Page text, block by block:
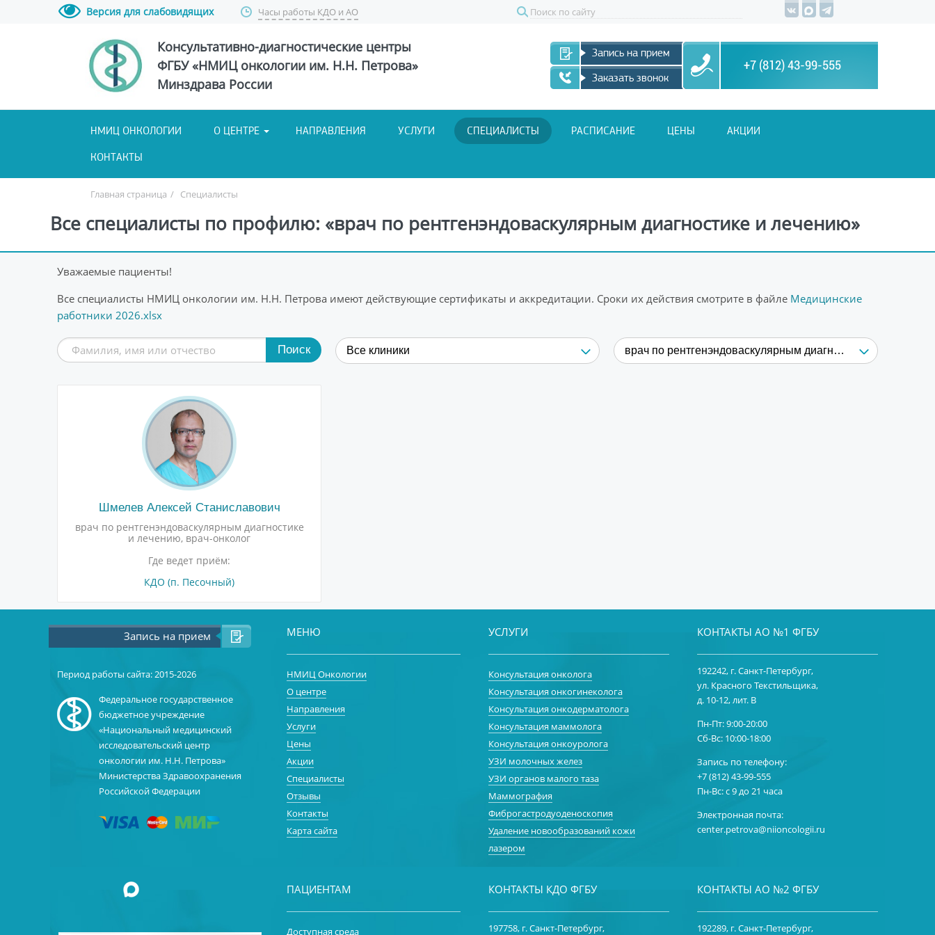
Версия для слабовидящих Часы работы КДО и АО Поиск
Консультативно-диагностические центры
ФГБУ «НМИЦ онкологии им. Н.Н. Петрова»
Минздрава России
Запись на прием
Заказать звонок
+7 (812) 43-99-555
НМИЦ ОНКОЛОГИИ О ЦЕНТРЕ НАПРАВЛЕНИЯ УСЛУГИ СПЕЦИАЛИСТЫ РАСПИСАНИЕ ЦЕНЫ АКЦИИ
КОНТАКТЫ
Главная страница / Специалисты
Все специалисты по профилю: «врач по рентгенэндоваскулярным диагностике и лечению»
Уважаемые пациенты!
Все специалисты НМИЦ онкологии им. Н.Н. Петрова имеют действующие сертификаты и аккредитации. Сроки их действия смотрите в файле Медицинские
работники 2026.xlsx
Поиск Все клиники врач по рентгенэндоваскулярным диагностике и лечению
Шмелев Алексей Станиславович
врач по рентгенэндоваскулярным диагностике
и лечению, врач-онколог
Где ведет приём:
КДО (п. Песочный)
Запись на прием
Период работы сайта: 2015-2026
Федеральное государственное
бюджетное учреждение
«Национальный медицинский
исследовательский центр
онкологии им. Н.Н. Петрова»
Министерства Здравоохранения
Российской Федерации
МЕНЮ
НМИЦ Онкологии
О центре
Направления
Услуги
Цены
Акции
Специалисты
Отзывы
Контакты
Карта сайта
УСЛУГИ
Консультация онколога
Консультация онкогинеколога
Консультация онкодерматолога
Консультация маммолога
Консультация онкоуролога
УЗИ молочных желез
УЗИ органов малого таза
Маммография
Фиброгастродуоденоскопия
Удаление новообразований кожи
лазером
КОНТАКТЫ АО №1 ФГБУ
192242, г. Санкт-Петербург,
ул. Красного Текстильщика,
д. 10-12, лит. В
Пн-Пт: 9:00-20:00
Сб-Вс: 10:00-18:00
Запись по телефону:
+7 (812) 43-99-555
Пн-Вс: с 9 до 21 часа
Электронная почта:
center.petrova@niioncologii.ru
ПАЦИЕНТАМ
Доступная среда
КОНТАКТЫ КДО ФГБУ
197758, г. Санкт-Петербург,
КОНТАКТЫ АО №2 ФГБУ
192289, г. Санкт-Петербург,